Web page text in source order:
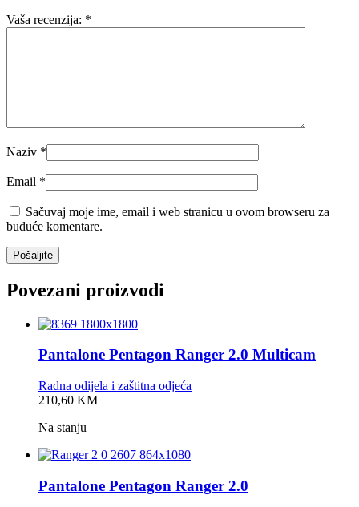
Vaša recenzija: *
Naziv *
Email *
Sačuvaj moje ime, email i web stranicu u ovom browseru za
buduće komentare.
Povezani proizvodi
Pantalone Pentagon Ranger 2.0 Multicam
Radna odijela i zaštitna odjeća
0,0
210,60 KM
Na stanju
Pantalone Pentagon Ranger 2.0